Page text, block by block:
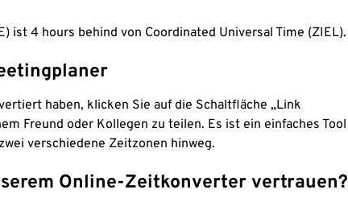
ist 4 hours behind von Coordinated Universal Time (ZIEL).
haben, klicken Sie auf die Schaltfläche „Link
Freund oder Kollegen zu teilen. Es ist ein einfaches Tool
verschiedene Zeitzonen hinweg.
Online-Zeitkonverter vertrauen?